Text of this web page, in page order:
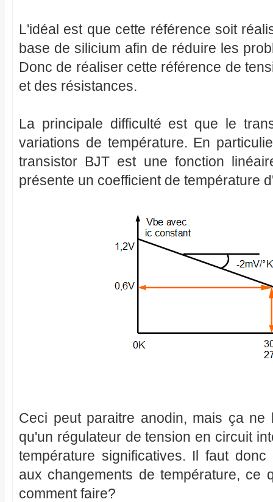
L'idéal est que cette référence soit
base de silicium afin de réduire les
Donc de réaliser cette référence de
et des résistances.
La principale difficulté est que le
variations de température. En
transistor BJT est une fonction
présente un coefficient de température
Ceci peut paraitre anodin, mais ça
qu'un régulateur de tension en circuit
température significatives. Il faut
aux changements de température, ce
comment faire?